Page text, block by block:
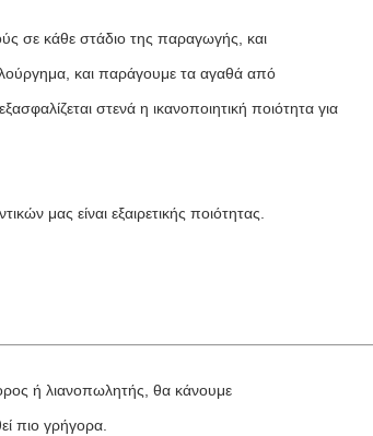
σε κάθε στάδιο της παραγωγής, και
και παράγουμε τα αγαθά από
στενά η ικανοποιητική ποιότητα για
μας είναι εξαιρετικής ποιότητας.
ή λιανοπωλητής, θα κάνουμε
πιο γρήγορα.